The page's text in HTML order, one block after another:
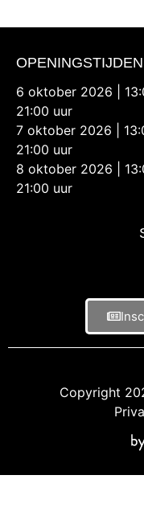
OPENINGSTIJDEN
6 oktober 2026 |
21:00 uur
7 oktober 2026 |
21:00 uur
8 oktober 2026 |
21:00 uur
Copyright